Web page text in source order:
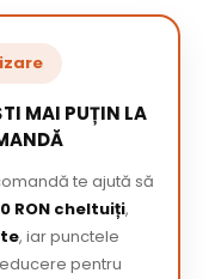
MAI PUȚIN LA
te ajută să
RON cheltuiți,
, iar punctele
pentru